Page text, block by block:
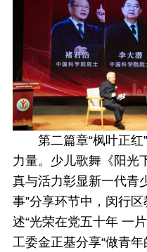
第二篇章“枫叶正红
力量。少儿歌舞《阳光
真与活力彰显新一代青
事”分享环节中，闵行
述“光荣在党五十年 一
工委金正基分享“做青